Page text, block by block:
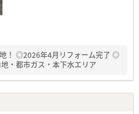
！ ◎2026年4月リフォーム完了 ◎
・都市ガス・本下水エリア